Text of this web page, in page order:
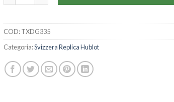
COD:TXDG335
Categoria:Svizzera Replica Hublot